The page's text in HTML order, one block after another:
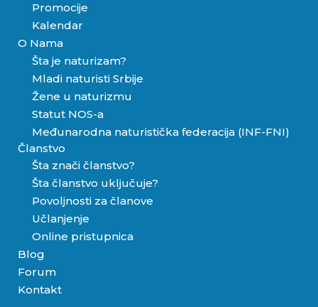
Promocije
Kalendar
O Nama
Šta je naturizam?
Mladi naturisti Srbije
Žene u naturizmu
Statut NOS-a
Međunarodna naturistička federacija (INF-FNI)
Članstvo
Šta znači članstvo?
Šta članstvo uključuje?
Povoljnosti za članove
Učlanjenje
Online pristupnica
Blog
Forum
Kontakt